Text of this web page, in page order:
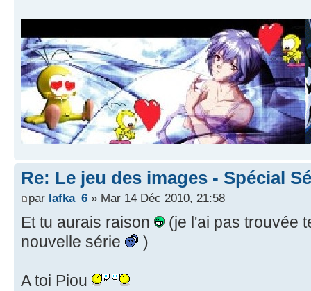
Re: Le jeu des images - Spécial
par lafka_6 » Mar 14 Déc 2010, 21:58
Et tu aurais raison
(je l'ai pas trouvée
nouvelle série
)
A toi Piou